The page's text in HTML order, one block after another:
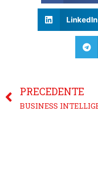
LinkedIn
PRECEDENTE